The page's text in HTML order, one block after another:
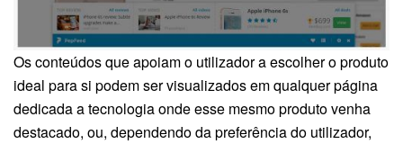
Os conteúdos que apoiam o utilizador a escolher o produto
ideal para si podem ser visualizados em qualquer página
dedicada a tecnologia onde esse mesmo produto venha
destacado, ou, dependendo da preferência do utilizador,